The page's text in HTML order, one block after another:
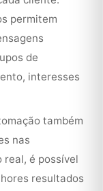
permitem
de
interesses
também
nas
real, é possível
resultados